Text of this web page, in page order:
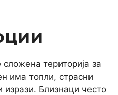
територија за
има топли, страсни
Близнаци често